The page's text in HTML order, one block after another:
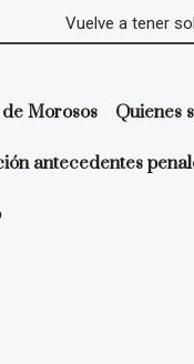
Vuelve a tener
Morosos Quienes
antecedentes